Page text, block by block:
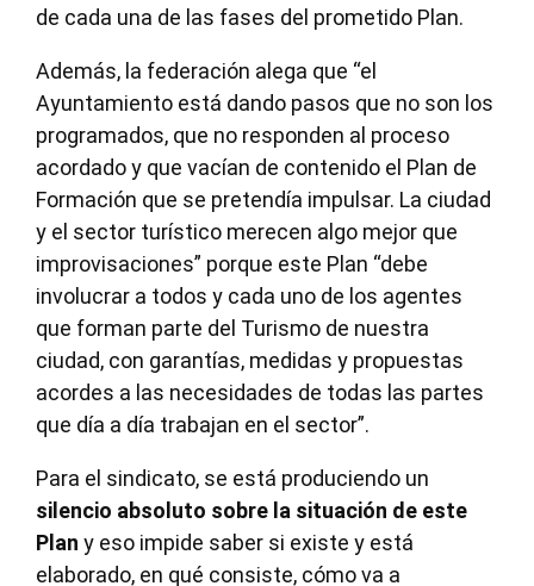
de cada una de las fases del prometido Plan.
Además, la federación alega que “el
Ayuntamiento está dando pasos que no son los
programados, que no responden al proceso
acordado y que vacían de contenido el Plan de
Formación que se pretendía impulsar. La ciudad
y el sector turístico merecen algo mejor que
improvisaciones” porque este Plan “debe
involucrar a todos y cada uno de los agentes
que forman parte del Turismo de nuestra
ciudad, con garantías, medidas y propuestas
acordes a las necesidades de todas las partes
que día a día trabajan en el sector”.
Para el sindicato, se está produciendo un
silencio absoluto sobre la situación de este
Plan y eso impide saber si existe y está
elaborado, en qué consiste, cómo va a